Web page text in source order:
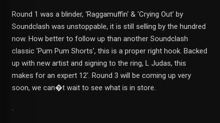
Round 1 was a blinder, 'Raggamuffin' & 'Crying Out' by
Soundclash was unstoppable, it is still selling by the hundred
now. How better to follow up than another Soundclash
classic 'Pum Pum Shorts', this is a proper right hook. Backed
up with new artist and signing to the ring, L Judas, this
makes for an expert 12'. Round 3 will be coming up very
soon, we can�t wait to see what is in store.
.